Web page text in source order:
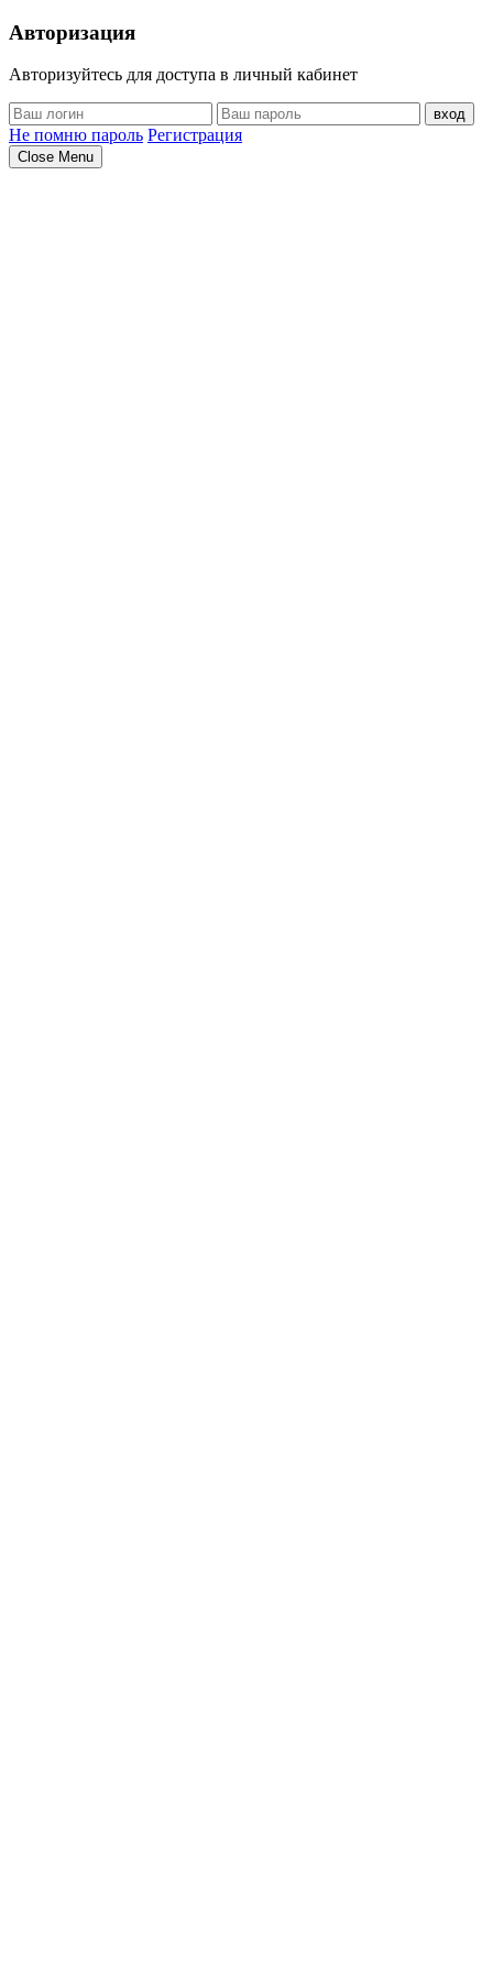
Авторизация
Авторизуйтесь для доступа в личный кабинет
вход
Не помню пароль Регистрация
Close Menu